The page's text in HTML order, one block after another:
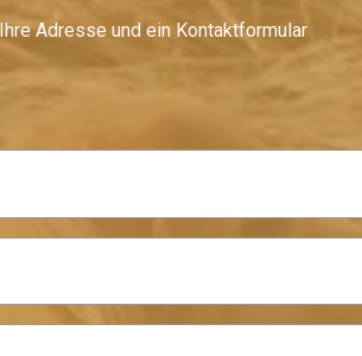
Adresse und ein Kontaktformular